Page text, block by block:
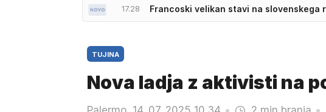
17.28 Francoski velikan stavi na slovenskega
TUJINA
Nova ladja z aktivisti na